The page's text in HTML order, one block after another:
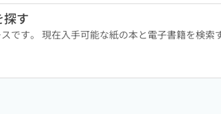
探す
です。 現在入手可能な紙の本と電子書籍を検索